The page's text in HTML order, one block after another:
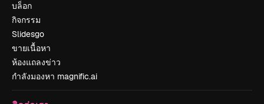
บล็อก
กิจกรรม
Slidesgo
ขายเนื้อหา
ห้องแถลงข่าว
กำลังมองหา magnific.ai